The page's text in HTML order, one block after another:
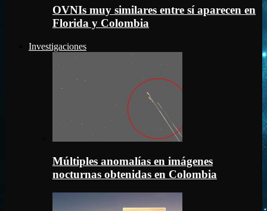
OVNIs muy similares entre sí aparecen en
Florida y Colombia
Investigaciones
Múltiples anomalías en imágenes
nocturnas obtenidas en Colombia